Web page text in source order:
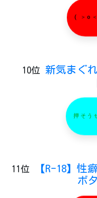
( ＞o
10位 新気まぐ
押そう
11位
【R-18】性
ボ